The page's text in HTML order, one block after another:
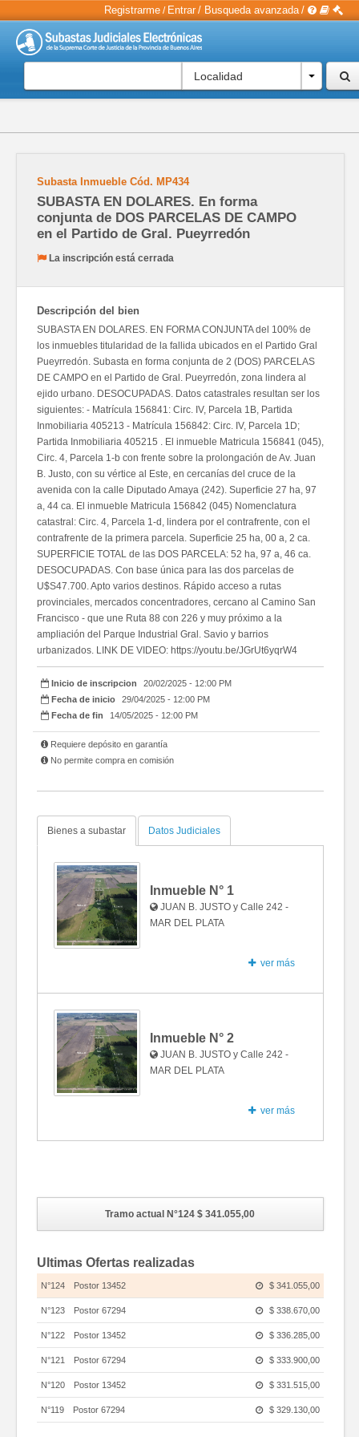
Registrarme / Entrar / Busqueda avanzada /
Localidad
Subasta Inmueble Cód. MP434
SUBASTA EN DOLARES. En forma
conjunta de DOS PARCELAS DE CAMPO
en el Partido de Gral. Pueyrredón
La inscripción está cerrada
Descripción del bien
SUBASTA EN DOLARES. EN FORMA CONJUNTA del 100% de
los inmuebles titularidad de la fallida ubicados en el Partido Gral
Pueyrredón. Subasta en forma conjunta de 2 (DOS) PARCELAS
DE CAMPO en el Partido de Gral. Pueyrredón, zona lindera al
ejido urbano. DESOCUPADAS. Datos catastrales resultan ser los
siguientes: - Matrícula 156841: Circ. IV, Parcela 1B, Partida
Inmobiliaria 405213 - Matrícula 156842: Circ. IV, Parcela 1D;
Partida Inmobiliaria 405215 . El inmueble Matricula 156841 (045),
Circ. 4, Parcela 1-b con frente sobre la prolongación de Av. Juan
B. Justo, con su vértice al Este, en cercanías del cruce de la
avenida con la calle Diputado Amaya (242). Superficie 27 ha, 97
a, 44 ca. El inmueble Matricula 156842 (045) Nomenclatura
catastral: Circ. 4, Parcela 1-d, lindera por el contrafrente, con el
contrafrente de la primera parcela. Superficie 25 ha, 00 a, 2 ca.
SUPERFICIE TOTAL de las DOS PARCELA: 52 ha, 97 a, 46 ca.
DESOCUPADAS. Con base única para las dos parcelas de
U$S47.700. Apto varios destinos. Rápido acceso a rutas
provinciales, mercados concentradores, cercano al Camino San
Francisco - que une Ruta 88 con 226 y muy próximo a la
ampliación del Parque Industrial Gral. Savio y barrios
urbanizados. LINK DE VIDEO: https://youtu.be/JGrUt6yqrW4
Inicio de inscripcion
20/02/2025 - 12:00 PM
Fecha de inicio
29/04/2025 - 12:00 PM
Fecha de fin
14/05/2025 - 12:00 PM
Requiere depósito en garantía
No permite compra en comisión
Bienes a subastar Datos Judiciales
Inmueble N° 1
JUAN B. JUSTO y Calle 242 -
MAR DEL PLATA
ver más
Fotos
Inmueble N° 2
JUAN B. JUSTO y Calle 242 -
MAR DEL PLATA
ver más
Tramo actual N°124 $ 341.055,00
Ultimas Ofertas realizadas
N°124 Postor 13452 $ 341.055,00
N°123 Postor 67294 $ 338.670,00
N°122 Postor 13452 $ 336.285,00
N°121 Postor 67294 $ 333.900,00
N°120 Postor 13452 $ 331.515,00
N°119 Postor 67294 $ 329.130,00